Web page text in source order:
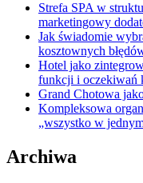
Strefa SPA w
marketingowy
Jak świadomie
kosztownych
Hotel jako
funkcji i oczekiwań
Grand Chotowa
Kompleksowa
„wszystko w
Archiwa